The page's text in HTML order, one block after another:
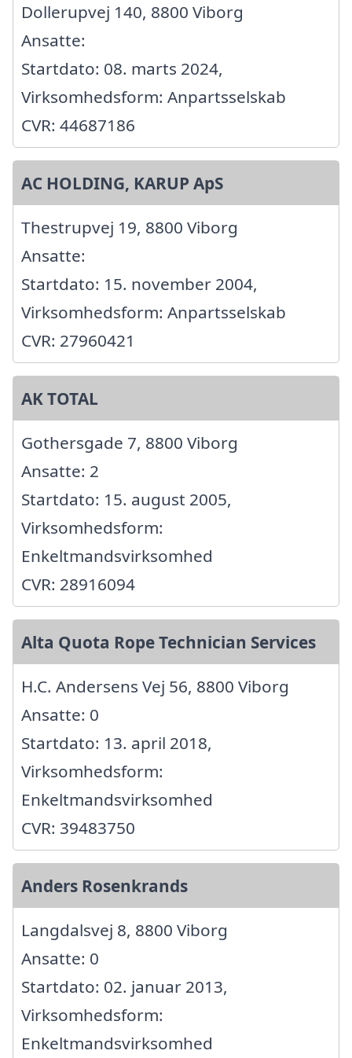
Dollerupvej 140, 8800 Viborg
Ansatte:
Startdato: 08. marts 2024,
Virksomhedsform: Anpartsselskab
CVR: 44687186
AC HOLDING, KARUP ApS
Thestrupvej 19, 8800 Viborg
Ansatte:
Startdato: 15. november 2004,
Virksomhedsform: Anpartsselskab
CVR: 27960421
AK TOTAL
Gothersgade 7, 8800 Viborg
Ansatte: 2
Startdato: 15. august 2005,
Virksomhedsform:
Enkeltmandsvirksomhed
CVR: 28916094
Alta Quota Rope Technician Services
H.C. Andersens Vej 56, 8800 Viborg
Ansatte: 0
Startdato: 13. april 2018,
Virksomhedsform:
Enkeltmandsvirksomhed
CVR: 39483750
Anders Rosenkrands
Langdalsvej 8, 8800 Viborg
Ansatte: 0
Startdato: 02. januar 2013,
Virksomhedsform:
Enkeltmandsvirksomhed